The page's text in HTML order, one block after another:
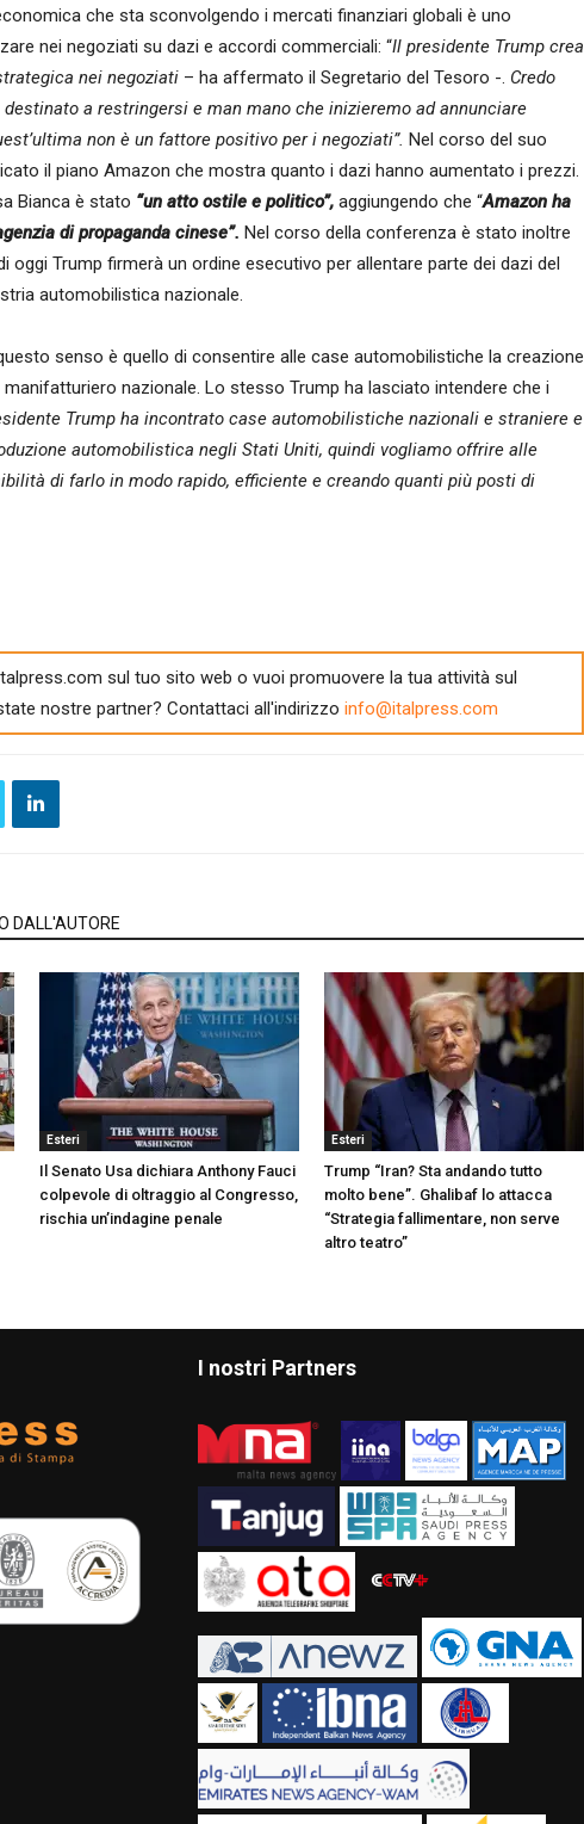
che sta sconvolgendo i mercati finanziari globali è uno
nei negoziati su dazi e accordi commerciali: “Il presidente Trump crea
nei negoziati – ha affermato il Segretario del Tesoro -. Credo
a restringersi e man mano che inizieremo ad annunciare
non è un fattore positivo per i negoziati”. Nel corso del suo
il piano Amazon che mostra quanto i dazi hanno aumentato i prezzi.
Bianca è stato “un atto ostile e politico”, aggiungendo che “Amazon ha
di propaganda cinese”. Nel corso della conferenza è stato inoltre
oggi Trump firmerà un ordine esecutivo per allentare parte dei dazi del
automobilistica nazionale.
senso è quello di consentire alle case automobilistiche la creazione
nazionale. Lo stesso Trump ha lasciato intendere che i
Trump ha incontrato case automobilistiche nazionali e straniere e
automobilistica negli Stati Uniti, quindi vogliamo offrire alle
di farlo in modo rapido, efficiente e creando quanti più posti di
sul tuo sito web o vuoi promuovere la tua attività sul
nostre partner? Contattaci all'indirizzo info@italpress.com
DALL'AUTORE
Esteri
Il Senato Usa dichiara Anthony Fauci
colpevole di oltraggio al Congresso,
rischia un’indagine penale
Esteri
Trump “Iran? Sta andando tutto
molto bene”. Ghalibaf lo attacca
“Strategia fallimentare, non serve
altro teatro”
I nostri Partners